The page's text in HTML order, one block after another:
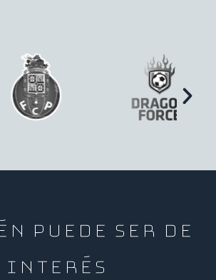
PUEDE SER DE
INTERÉS